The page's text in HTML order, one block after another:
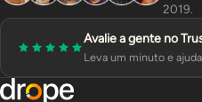
2019.
Avalie a gente no
Leva um minuto e